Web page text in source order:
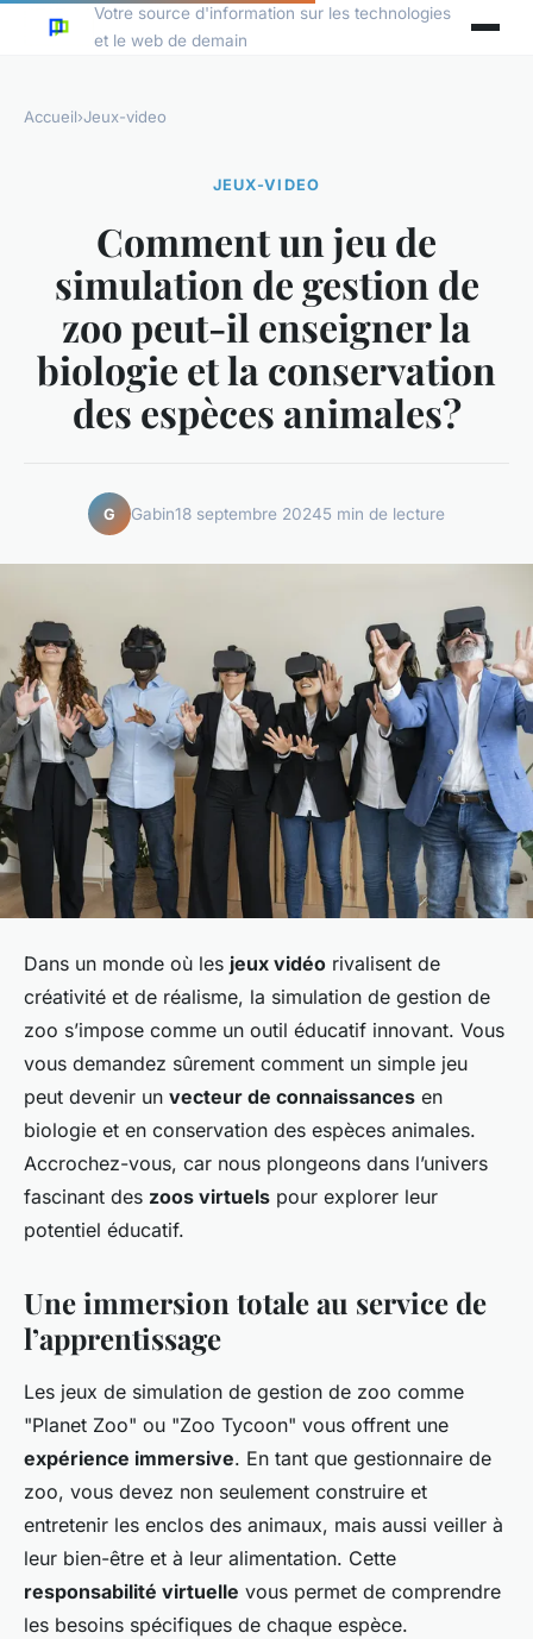
Votre source d'information sur les technologies
et le web de demain
Accueil›Jeux-video
JEUX-VIDEO
Comment un jeu de
simulation de gestion de
zoo peut-il enseigner la
biologie et la conservation
des espèces animales?
G Gabin18 septembre 20245 min de lecture
Dans un monde où les jeux vidéo rivalisent de
créativité et de réalisme, la simulation de gestion de
zoo s’impose comme un outil éducatif innovant. Vous
vous demandez sûrement comment un simple jeu
peut devenir un vecteur de connaissances en
biologie et en conservation des espèces animales.
Accrochez-vous, car nous plongeons dans l’univers
fascinant des zoos virtuels pour explorer leur
potentiel éducatif.
Une immersion totale au service de
l’apprentissage
Les jeux de simulation de gestion de zoo comme
"Planet Zoo" ou "Zoo Tycoon" vous offrent une
expérience immersive. En tant que gestionnaire de
zoo, vous devez non seulement construire et
entretenir les enclos des animaux, mais aussi veiller à
leur bien-être et à leur alimentation. Cette
responsabilité virtuelle vous permet de comprendre
les besoins spécifiques de chaque espèce.